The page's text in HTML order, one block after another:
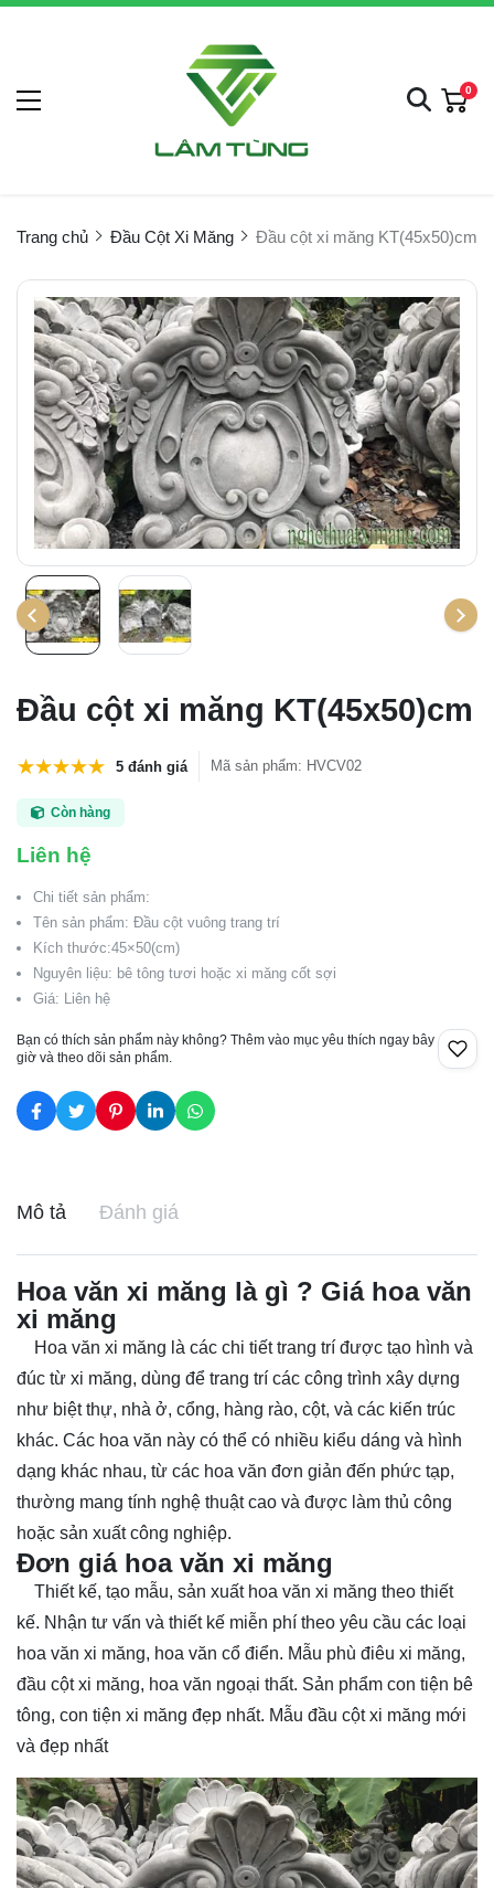
0
Trang chủ Đầu Cột Xi Măng Đầu cột xi măng KT(45x50)cm
Đầu cột xi măng KT(45x50)cm
5 đánh giá Mã sản phẩm: HVCV02
Còn hàng
Liên hệ
Chi tiết sản phẩm:
Tên sản phẩm: Đầu cột vuông trang trí
Kích thước:45×50(cm)
Nguyên liệu: bê tông tươi hoặc xi măng cốt sợi
Giá: Liên hệ
Bạn có thích sản phẩm này không? Thêm vào mục yêu thích ngay bây
giờ và theo dõi sản phẩm.
Mô tả Đánh giá
Hoa văn xi măng là gì ? Giá hoa văn
xi măng
Hoa văn xi măng là các chi tiết trang trí được tạo hình và
đúc từ xi măng, dùng để trang trí các công trình xây dựng
như biệt thự, nhà ở, cổng, hàng rào, cột, và các kiến trúc
khác. Các hoa văn này có thể có nhiều kiểu dáng và hình
dạng khác nhau, từ các hoa văn đơn giản đến phức tạp,
thường mang tính nghệ thuật cao và được làm thủ công
hoặc sản xuất công nghiệp.
Đơn giá hoa văn xi măng
Thiết kế, tạo mẫu, sản xuất hoa văn xi măng theo thiết
kế. Nhận tư vấn và thiết kế miễn phí theo yêu cầu các loại
hoa văn xi măng, hoa văn cổ điển. Mẫu phù điêu xi măng,
đầu cột xi măng, hoa văn ngoại thất. Sản phẩm con tiện bê
tông, con tiện xi măng đẹp nhất. Mẫu đầu cột xi măng mới
và đẹp nhất